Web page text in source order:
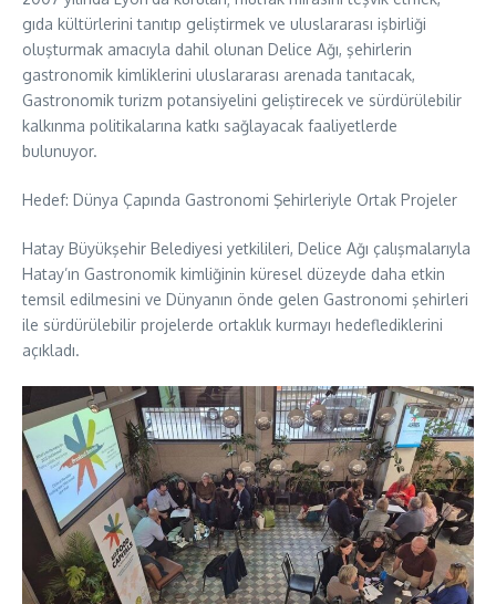
gıda kültürlerini tanıtıp geliştirmek ve uluslararası işbirliği
oluşturmak amacıyla dahil olunan Delice Ağı, şehirlerin
gastronomik kimliklerini uluslararası arenada tanıtacak,
Gastronomik turizm potansiyelini geliştirecek ve sürdürülebilir
kalkınma politikalarına katkı sağlayacak faaliyetlerde
bulunuyor.
Hedef: Dünya Çapında Gastronomi Şehirleriyle Ortak Projeler
Hatay Büyükşehir Belediyesi yetkilileri, Delice Ağı çalışmalarıyla
Hatay’ın Gastronomik kimliğinin küresel düzeyde daha etkin
temsil edilmesini ve Dünyanın önde gelen Gastronomi şehirleri
ile sürdürülebilir projelerde ortaklık kurmayı hedeflediklerini
açıkladı.